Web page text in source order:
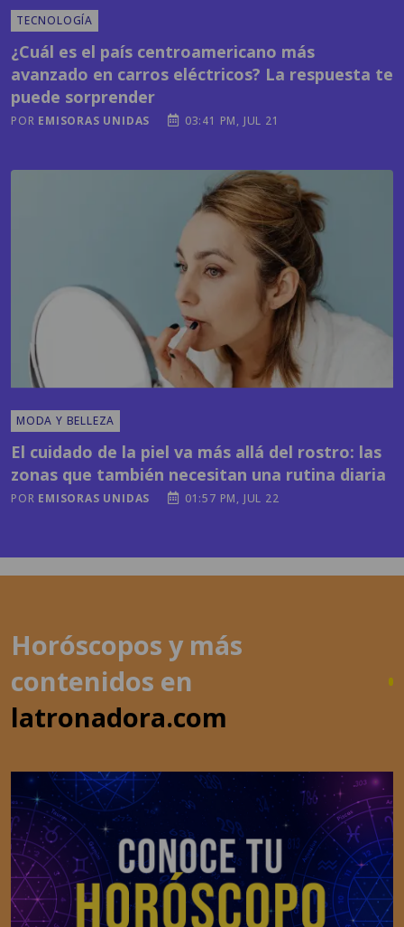
avanzado en carros eléctricos? La respuesta te
puede sorprender
EMISORAS UNIDAS 03:41 PM, JUL 21
MODA Y BELLEZA
zonas que también necesitan una rutina diaria
POR EMISORAS UNIDAS 01:57 PM, JUL 22
contenidos en
latronadora.com